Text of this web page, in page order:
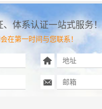
体系认证一站式服务！
在第一时间与您联系！